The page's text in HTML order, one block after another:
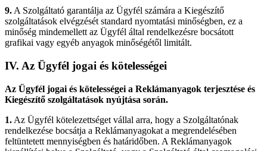
9. A Szolgáltató garantálja az Ügyfél számára a Kiegészítő
szolgáltatások elvégzését standard nyomtatási minőségben, ez a
minőség mindemellett az Ügyfél által rendelkezésre bocsátott
grafikai vagy egyéb anyagok minőségétől limitált.
IV. Az Ügyfél jogai és kötelességei
Az Ügyfél jogai és kötelességei a Reklámanyagok terjesztése és
Kiegészítő szolgáltatások nyújtása során.
1. Az Ügyfél kötelezettséget vállal arra, hogy a Szolgáltatónak
rendelkezése bocsátja a Reklámanyagokat a megrendelésében
feltüntetett mennyiségben és határidőben. A Reklámanyagok